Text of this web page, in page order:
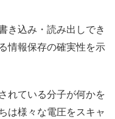
き込み・読み出しでき
情報保存の確実性を示
れている分子が何かを
は様々な電圧をスキャ